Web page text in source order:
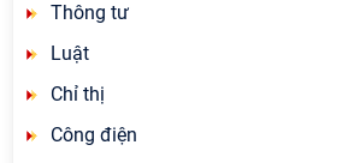
Thông tư
Luật
Chỉ thị
Công điện